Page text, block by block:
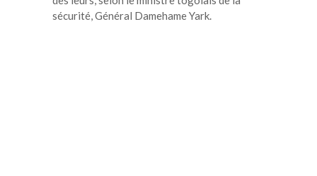
sécurité, Général Damehame Yark.